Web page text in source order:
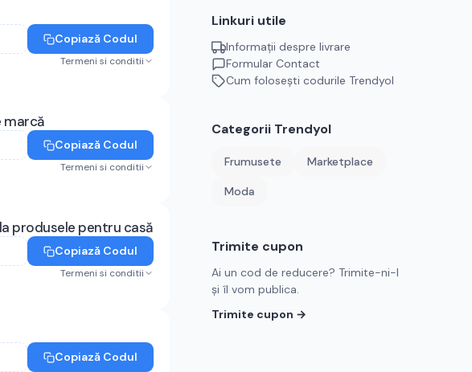
Copiază Codul
Termeni si conditii
marcă
Copiază Codul
Termeni si conditii
produsele pentru casă
Copiază Codul
Termeni si conditii
Copiază Codul
Linkuri utile
Informații despre livrare
Formular Contact
Cum folosești codurile Trendyol
Categorii Trendyol
Frumusete Marketplace
Moda
Trimite cupon
Ai un cod de reducere? Trimite-ni-l
și îl vom publica.
Trimite cupon →